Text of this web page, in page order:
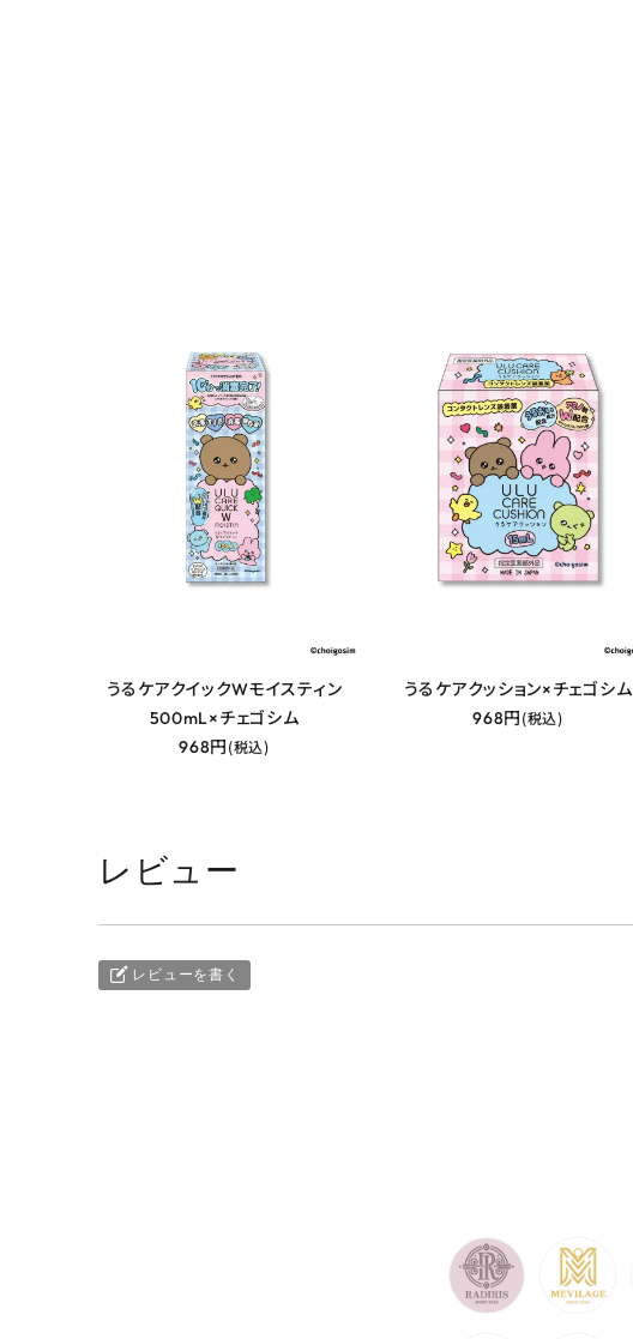
うるケアクイックWモイスティン
500mL×チェゴシム
968円(税込)
うるケアクッション×チェゴシム
968円(税込)
レビュー
レビューを書く